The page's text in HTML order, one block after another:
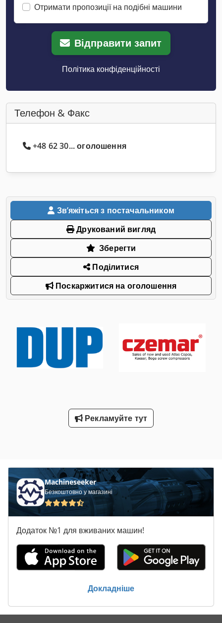
Отримати пропозиції на подібні машини
Відправити запит
Політика конфіденційності
Телефон & Факс
+48 62 30... оголошення
Звʼяжіться з постачальником
Друкований вигляд
Зберегти
Поділитися
Поскаржитися на оголошення
Рекламуйте тут
Machineseeker
Безкоштовно у магазині
Додаток №1 для вживаних машин!
Докладніше